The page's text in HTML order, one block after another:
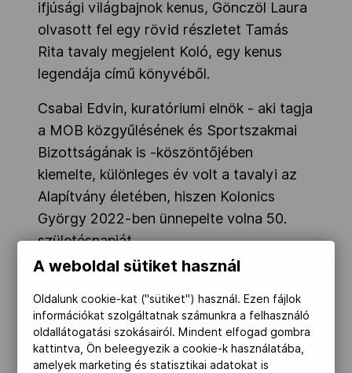
ifjúsági világbajnok kenus, Gönczöl Laura
olvasott fel egy rövid részletet Tamás
Rita tavaly megjelent Koló, egy kenus
legendája című könyvéből.
Csabai Edvin, kuratóriumi elnök - aki tagja
a MOB közgyűlésének és Sportszakmai
Bizottságának is -köszöntőjében
kiemelte, különleges év volt a tavalyi az
Alapítvány életében, hiszen Kolonics
György 2022-ben ünnepelte volna 50.
születésnapját.
„Az elmúlt években elismertük azt, hogy
talán az energiánk és a lehetőségeink
nagy részét már nem arra kell fordítani,
hogy Koló emlékét megőrizzük. Nagyobb
hangsúlyt kell fordítani a támogatási
A weboldal sütiket használ
Oldalunk cookie-kat ("sütiket") használ. Ezen fájlok
információkat szolgáltatnak számunkra a felhasználó
oldallátogatási szokásairól. Mindent elfogad gombra
kattintva, Ön beleegyezik a cookie-k használatába,
amelyek marketing és statisztikai adatokat is